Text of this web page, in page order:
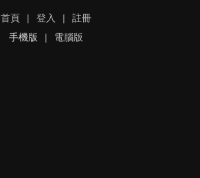
首頁 | 登入 |
註冊
手機版
| 電腦版